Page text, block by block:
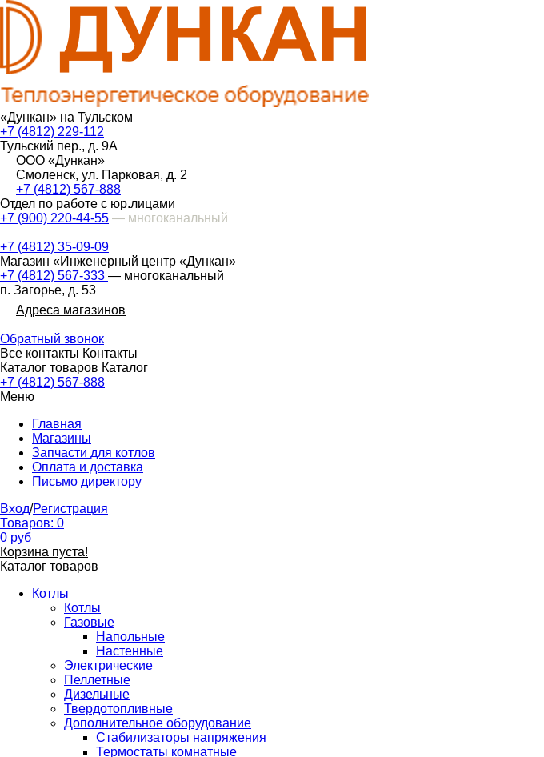
«Дункан» на Тульском
+7 (4812) 229-112
Тульский пер., д. 9А
ООО «Дункан»
Смоленск, ул. Парковая, д. 2
+7 (4812) 567-888
Отдел по работе с юр.лицами
+7 (900) 220-44-55 — многоканальный
+7 (4812) 35-09-09
Магазин «Инженерный центр «Дункан»
+7 (4812) 567-333 — многоканальный
п. Загорье, д. 53
Адреса магазинов
Обратный звонок
Все контакты Контакты
Каталог товаров Каталог
+7 (4812) 567-888
Меню
Главная
Магазины
Запчасти для котлов
Оплата и доставка
Письмо директору
Вход/Регистрация
Товаров: 0
0 руб
Корзина пуста!
Каталог товаров
Котлы
Котлы
Газовые
Напольные
Настенные
Электрические
Пеллетные
Дизельные
Твердотопливные
Дополнительное оборудование
Стабилизаторы напряжения
Термостаты комнатные